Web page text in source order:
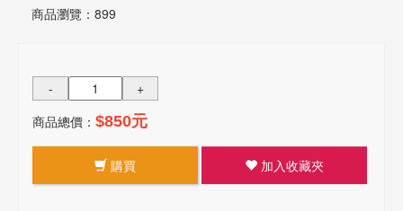
商品瀏覽： 899
-
+
商品總價： $850元
購買 加入收藏夾